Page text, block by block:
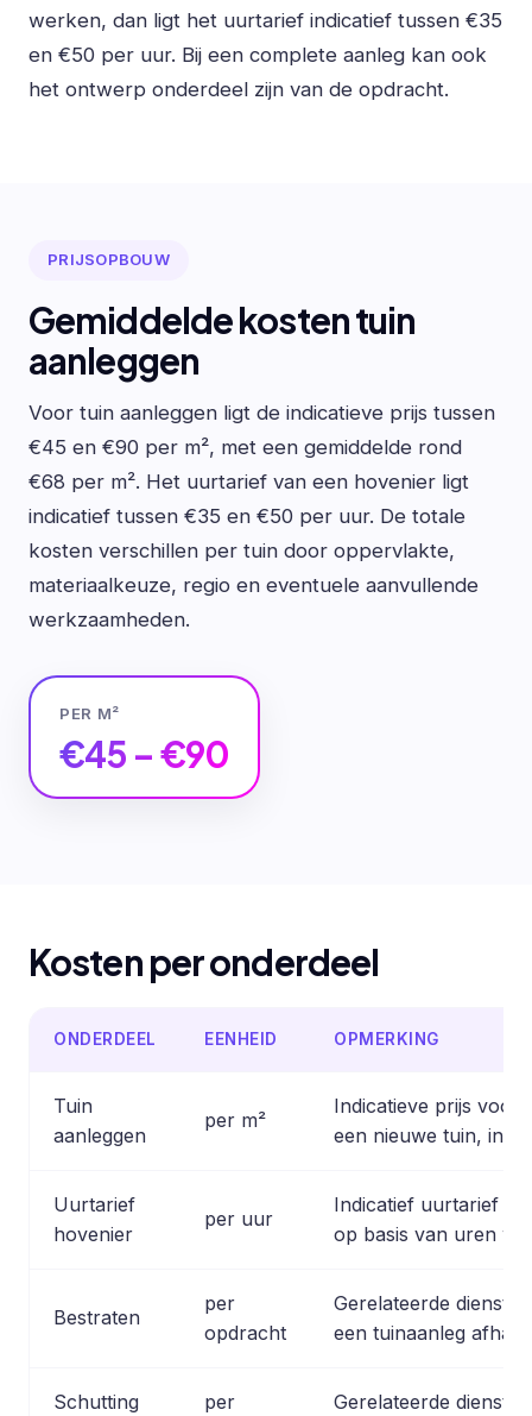
werken, dan ligt het uurtarief indicatief tussen €35
en €50 per uur. Bij een complete aanleg kan ook
het ontwerp onderdeel zijn van de opdracht.
PRIJSOPBOUW
Gemiddelde kosten tuin
aanleggen
Voor tuin aanleggen ligt de indicatieve prijs tussen
€45 en €90 per m², met een gemiddelde rond
€68 per m². Het uurtarief van een hovenier ligt
indicatief tussen €35 en €50 per uur. De totale
kosten verschillen per tuin door oppervlakte,
materiaalkeuze, regio en eventuele aanvullende
werkzaamheden.
PER M²
€45 – €90
Kosten per onderdeel
ONDERDEEL EENHEID OPMERKING
Tuin
aanleggen
per m²
Indicatieve prijs voor
een nieuwe tuin,
Uurtarief
hovenier
per uur
Indicatief uurtarief
op basis van uren
Bestraten
per
opdracht
Gerelateerde dienst;
een tuinaanleg
Schutting per Gerelateerde dienst